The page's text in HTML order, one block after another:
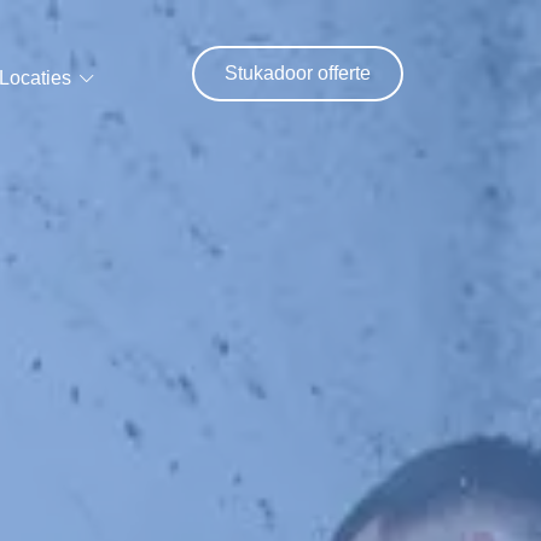
Locaties Stukadoor offerte